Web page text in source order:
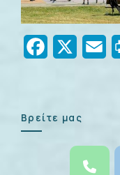
Facebook
Βρείτε μας